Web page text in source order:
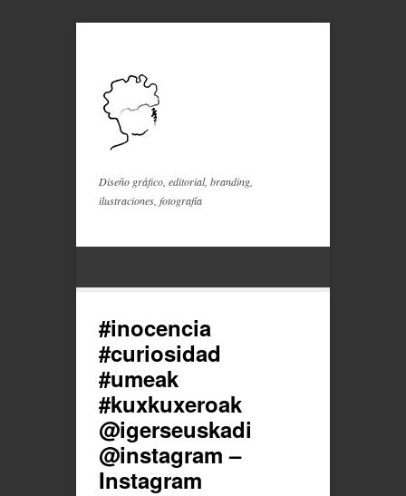
Diseño gráfico, editorial, branding,
ilustraciones, fotografía
#inocencia
#curiosidad
#umeak
#kuxkuxeroak
@igerseuskadi
@instagram –
Instagram